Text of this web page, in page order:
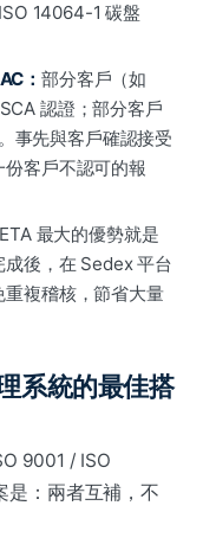
14064-1 碳盤
：部分客戶（如
認證；部分客戶
事先與客戶確認接受
客戶不認可的報
最大的優勢就是
成後，在 Sedex 平台
複稽核，節省大量
系統的最佳搭
9001 / ISO
是：兩者互補，不